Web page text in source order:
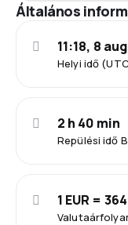
Általános
Helyi idő
11:18, 8
Repülési idő
2 h 40 min
1 EUR =